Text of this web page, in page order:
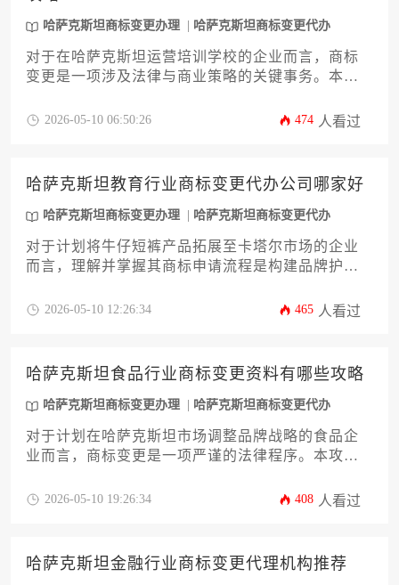
哈萨克斯坦商标变更办理 哈萨克斯坦商标变更代办
对于在哈萨克斯坦运营培训学校的企业而言，商标
变更是一项涉及法律与商业策略的关键事务。本文
最终核准的全流程时间框架。文章将系统剖析影响
成哈萨克斯坦商标变更办理，确保品牌资产的合法
性与连续性。
2026-05-10 06:50:26 474 人看过
哈萨克斯坦教育行业商标变更代办公司哪家好
哈萨克斯坦商标变更办理 哈萨克斯坦商标变更代办
对于计划将牛仔短裤产品拓展至卡塔尔市场的企业
而言，理解并掌握其商标申请流程是构建品牌护城
“牛仔短裤”这一具体商品进行商标注册的全过程，从
专业且具备高度实操性的指南，帮助您高效、稳妥
地完成卡塔尔商标申请，确保品牌资产在国际市场
获得坚实法律保护。
2026-05-10 12:26:34 465 人看过
哈萨克斯坦食品行业商标变更资料有哪些攻略
哈萨克斯坦商标变更办理 哈萨克斯坦商标变更代办
对于计划在哈萨克斯坦市场调整品牌战略的食品企
业而言，商标变更是一项严谨的法律程序。本攻略
潜在风险，为企业主及高管提供一套从资料准备到
效、稳妥地完成“哈萨克斯坦商标变更办理”，确保品
牌资产在合规前提下顺利过渡。
2026-05-10 19:26:34 408 人看过
哈萨克斯坦金融行业商标变更代理机构推荐